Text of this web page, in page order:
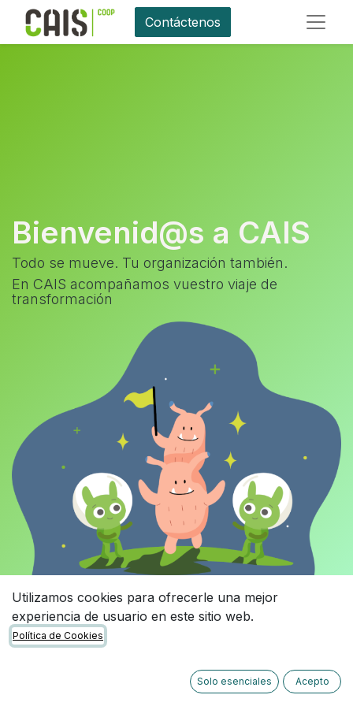
Contáctenos
Bienvenid@s a CAIS
Todo se mueve. Tu organización también.
En CAIS acompañamos vuestro viaje de
transformación
Utilizamos cookies para ofrecerle una mejor
experiencia de usuario en este sitio web.
Política de Cookies
Solo esenciales Acepto